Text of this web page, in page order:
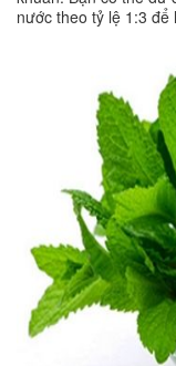
nước theo tỷ lệ 1:3